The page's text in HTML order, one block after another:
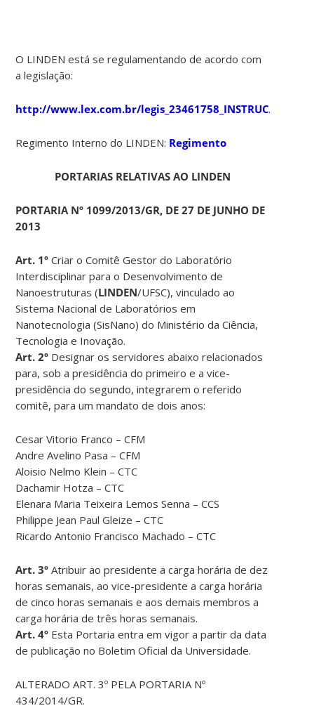
O LINDEN está se regulamentando de acordo com
a legislação:
http://www.lex.com.br/
Regimento Interno do LINDEN: Regimento
PORTARIAS RELATIVAS AO LINDEN
PORTARIA Nº 1099/2013/GR, DE 27 DE JUNHO DE
2013
Art. 1º Criar o Comitê Gestor do Laboratório
Interdisciplinar para o Desenvolvimento de
Nanoestruturas (LINDEN/UFSC), vinculado ao
Sistema Nacional de Laboratórios em
Nanotecnologia (SisNano) do Ministério da Ciência,
Tecnologia e Inovação.
Art. 2º Designar os servidores abaixo relacionados
para, sob a presidência do primeiro e a vice-
presidência do segundo, integrarem o referido
comitê, para um mandato de dois anos:
Cesar Vitorio Franco – CFM
Andre Avelino Pasa – CFM
Aloisio Nelmo Klein – CTC
Dachamir Hotza – CTC
Elenara Maria Teixeira Lemos Senna – CCS
Philippe Jean Paul Gleize – CTC
Ricardo Antonio Francisco Machado – CTC
Art. 3ºAtribuir ao presidente a carga horária de dez
horas semanais, ao vice-presidente a carga horária
de cinco horas semanais e aos demais membros a
carga horária de três horas semanais.
Art. 4º Esta Portaria entra em vigor a partir da data
de publicação no Boletim Oficial da Universidade.
ALTERADO ART. 3º PELA PORTARIA Nº
434/2014/GR.